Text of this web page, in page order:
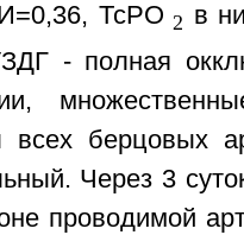
ТсРО 2 в
- полная
всех берцовых
Через 3
проводимой